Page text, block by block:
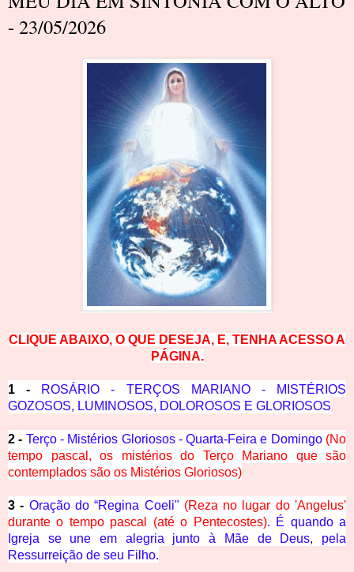
- 23/05/2026
CLIQUE ABAIXO, O QUE DESEJA, E, TENHA ACESSO A
PÁGINA.
1 -
ROSÁRIO - TERÇOS MARIANO - MISTÉRIOS
GOZOSOS, LUMINOSOS, DOLOROSOS E GLORIOSOS
2 - Terço - Mistérios Gloriosos - Quarta-Feira e Domingo (No
tempo pascal, os mistérios do Terço Mariano que são
contemplados são os Mistérios Gloriosos)
3 - Oração do “Regina Coeli" (Reza no lugar do 'Angelus'
durante o tempo pascal (até o Pentecostes). É quando a
Igreja se une em alegria junto à Mãe de Deus, pela
Ressurreição de seu Filho.